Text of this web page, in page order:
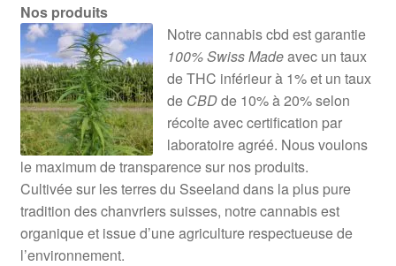
Nos produits
Notre cannabis cbd est garantie
100% Swiss Madeavec un taux
de THC inférieur à 1% et un taux
deCBDde 10% à 20% selon
récolte avec certification par
laboratoire agréé. Nous voulons
le maximum de transparence sur nos produits.
Cultivée sur les terres du Sseeland dans la plus pure
tradition des chanvriers suisses, notre cannabis est
organique et issue d’une agriculture respectueuse de
l’environnement.